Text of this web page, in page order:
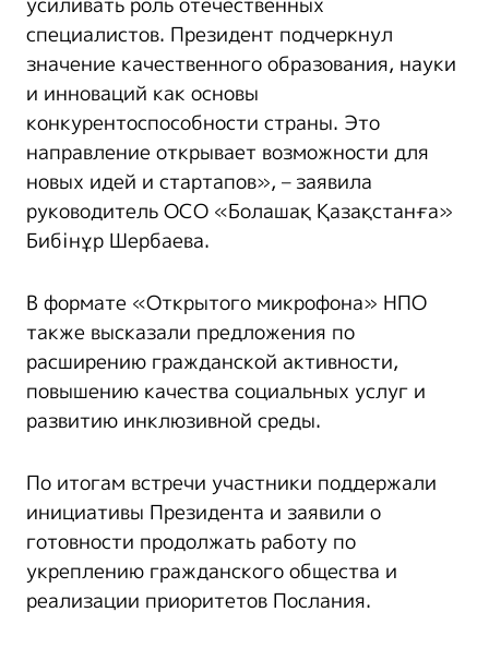
усиливать роль отечественных
специалистов. Президент подчеркнул
значение качественного образования, науки
и инноваций как основы
конкурентоспособности страны. Это
направление открывает возможности для
новых идей и стартапов», – заявила
руководитель ОСО «Болашақ Қазақстанға»
Бибінұр Шербаева.
В формате «Открытого микрофона» НПО
также высказали предложения по
расширению гражданской активности,
повышению качества социальных услуг и
развитию инклюзивной среды.
По итогам встречи участники поддержали
инициативы Президента и заявили о
готовности продолжать работу по
укреплению гражданского общества и
реализации приоритетов Послания.